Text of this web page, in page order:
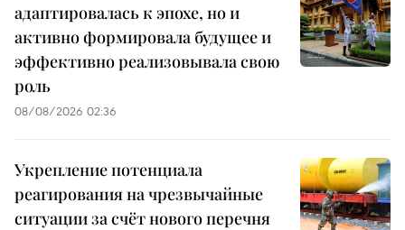
адаптировалась к эпохе, но и
активно формировала будущее и
эффективно реализовывала свою
роль
08/08/2026 02:36
Укрепление потенциала
реагирования на чрезвычайные
ситуации за счёт нового перечня